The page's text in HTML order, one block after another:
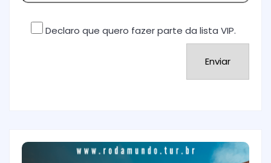
Declaro que quero fazer parte da lista VIP.